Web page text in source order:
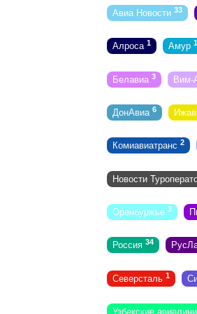
Авиа Новости 33
Алроса 1 Амур 1
Белавиа 3 Вим-
ДонАвиа 6
Комиавиатранс 2
Новости
Оренбуржье 3
Россия 34
Северсталь 1
Узбекские